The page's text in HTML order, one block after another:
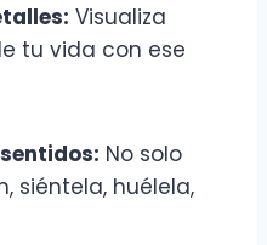
Visualiza
tu vida con ese
No solo
siéntela, huélela,